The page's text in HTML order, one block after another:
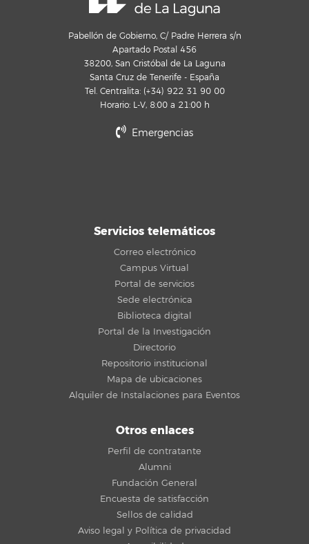
Pabellón de Gobierno, C/ Padre Herrera s/n
Apartado Postal 456
38200, San Cristóbal de La Laguna
Santa Cruz de Tenerife - España
Tel. Centralita: (+34) 922 31 90 00
Horario: L-V, 8:00 a 21:00 h
Emergencias
Servicios telemáticos
Correo electrónico
Campus Virtual
Portal de servicios
Sede electrónica
Biblioteca digital
Portal de la Investigación
Directorio
Repositorio institucional
Mapa de ubicaciones
Alquiler de Instalaciones para Eventos
Otros enlaces
Perfil de contratante
Alumni
Fundación General
Encuesta de satisfacción
Sellos de calidad
Aviso legal y Política de privacidad